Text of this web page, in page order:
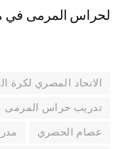
لحراس المرمى في
الاتحاد المصري لكرة
تدريب حراس المرمى
عصام الحضري